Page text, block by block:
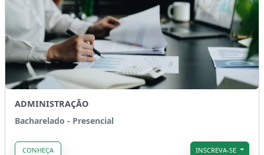
ADMINISTRAÇÃO
Bacharelado - Presencial
CONHEÇA INSCREVA-SE